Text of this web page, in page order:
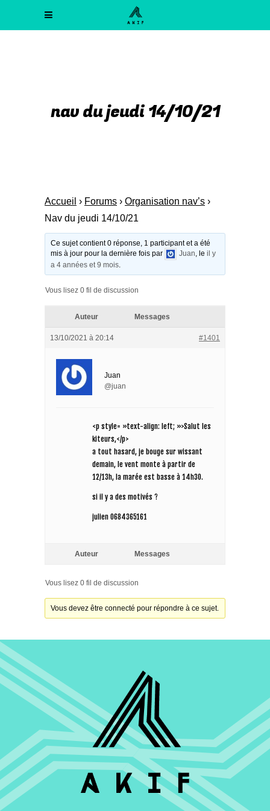
nav du jeudi 14/10/21
Accueil › Forums › Organisation nav’s ›
Nav du jeudi 14/10/21
Ce sujet contient 0 réponse, 1 participant et a été
mis à jour pour la dernière fois par
Juan, leil y
a 4 années et 9 mois.
Vous lisez 0 fil de discussion
Auteur Messages
13/10/2021 à 20:14 #1401
Juan
@juan
<p style= »text-align: left; »>Salut les
kiteurs,</p>
a tout hasard, je bouge sur wissant
demain, le vent monte à partir de
12/13h, la marée est basse à 14h30.
si il y a des motivés ?
julien 0684365161
Auteur Messages
Vous lisez 0 fil de discussion
Vous devez être connecté pour répondre à ce sujet.